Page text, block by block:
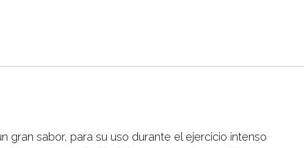
gran sabor, para su uso durante el ejercicio intenso